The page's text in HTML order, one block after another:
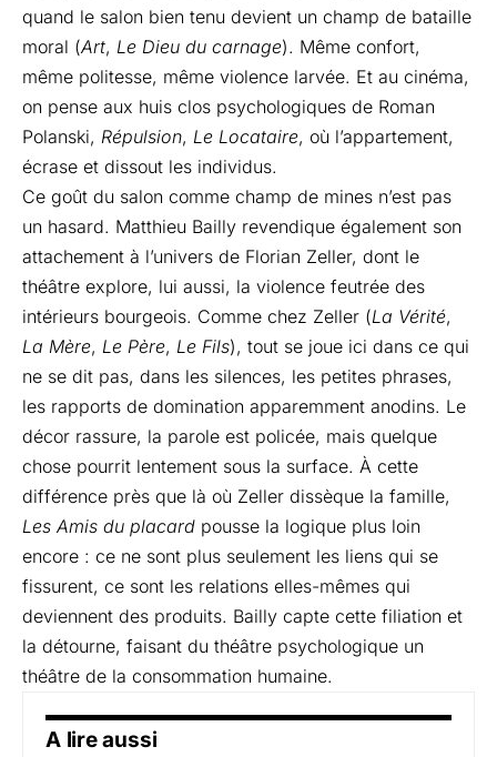
quand le salon bien tenu devient un champ de bataille
moral (Art, Le Dieu du carnage). Même confort,
même politesse, même violence larvée. Et au cinéma,
on pense aux huis clos psychologiques de Roman
Polanski, Répulsion, Le Locataire, où l’appartement,
écrase et dissout les individus.
Ce goût du salon comme champ de mines n’est pas
un hasard. Matthieu Bailly revendique également son
attachement à l’univers de Florian Zeller, dont le
théâtre explore, lui aussi, la violence feutrée des
intérieurs bourgeois. Comme chez Zeller (La Vérité,
La Mère, Le Père, Le Fils), tout se joue ici dans ce qui
ne se dit pas, dans les silences, les petites phrases,
les rapports de domination apparemment anodins. Le
décor rassure, la parole est policée, mais quelque
chose pourrit lentement sous la surface. À cette
différence près que là où Zeller dissèque la famille,
Les Amis du placard pousse la logique plus loin
encore : ce ne sont plus seulement les liens qui se
fissurent, ce sont les relations elles-mêmes qui
deviennent des produits. Bailly capte cette filiation et
la détourne, faisant du théâtre psychologique un
théâtre de la consommation humaine.
A lire aussi